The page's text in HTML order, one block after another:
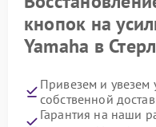
кнопок на
Yamaha в
Привезем и увезем
собственной
Гарантия на наши